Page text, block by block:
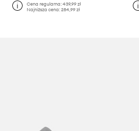
Cena regularna:439,99 zł
Najniższa cena:284,99 zł